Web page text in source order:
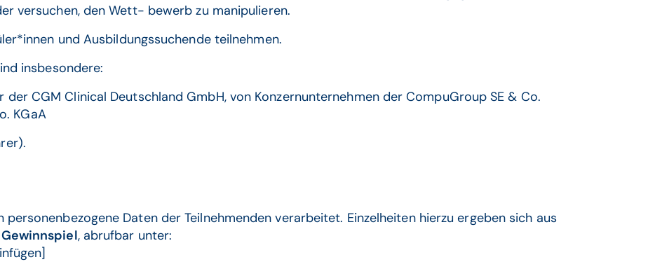
versuchen, den Wett- bewerb zu manipulieren.
und Ausbildungssuchende teilnehmen.
insbesondere:
CGM Clinical Deutschland GmbH, von Konzernunternehmen der CompuGroup SE & Co.
KGaA
personenbezogene Daten der Teilnehmenden verarbeitet. Einzelheiten hierzu ergeben sich aus
, abrufbar unter: